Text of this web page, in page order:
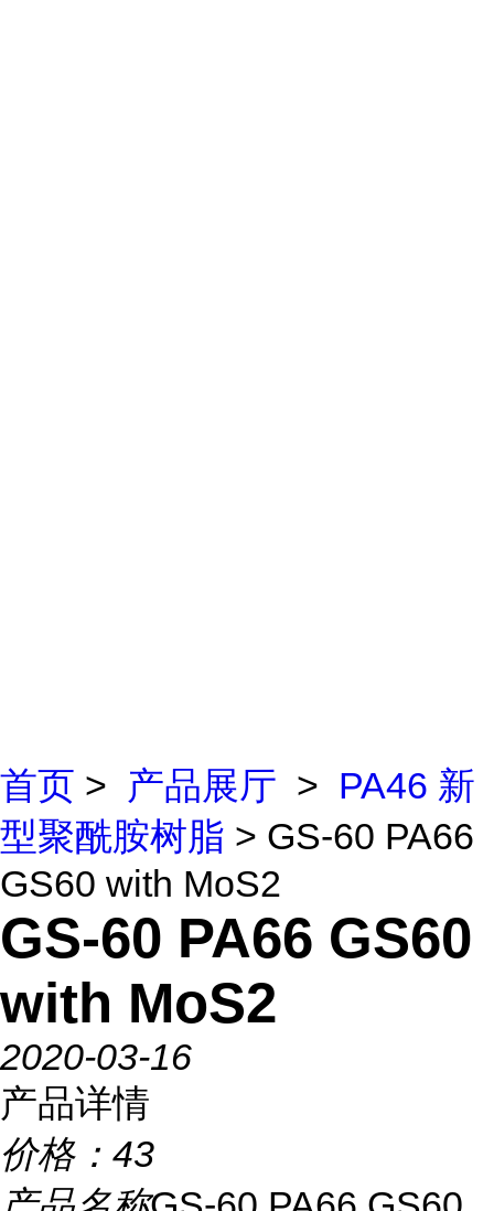
首页 > 产品展厅 > PA46 新
型聚酰胺树脂 > GS-60 PA66
GS60 with MoS2
GS-60 PA66 GS60
with MoS2
2020-03-16
产品详情
价格： 43